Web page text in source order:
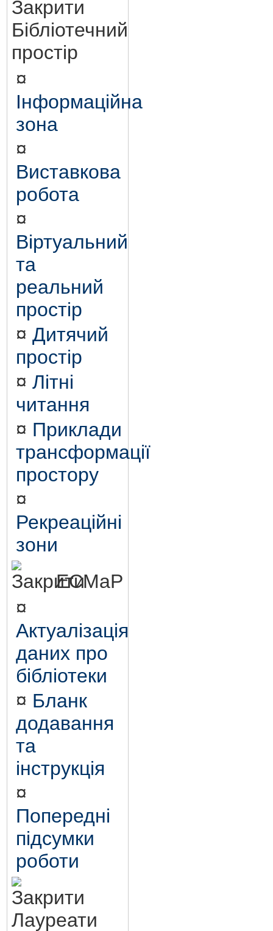
Бібліотечний
простір
¤
Інформаційна
зона
¤
Виставкова
робота
¤
Віртуальний
та
реальний
простір
¤ Дитячий
простір
¤ Літні
читання
¤ Приклади
трансформації
простору
¤
Рекреаційні
зони
ЕСМаР
¤
Актуалізація
даних про
бібліотеки
¤ Бланк
додавання
та
інструкція
¤
Попередні
підсумки
роботи
Лауреати